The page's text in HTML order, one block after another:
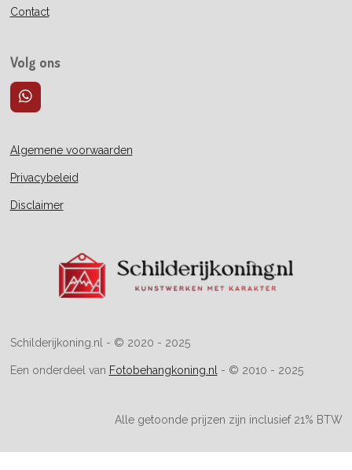
Contact
Volg ons
W
h
t
s
A
p
p
Algemene voorwaarden
Privacybeleid
Disclaimer
Schilderijkoning.nl - © 2020 - 2025
Een onderdeel van Fotobehangkoning.nl - © 2010 - 2025
Alle getoonde prijzen zijn inclusief 21% BTW